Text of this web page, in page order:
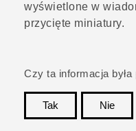
wyświetlone w
przycięte miniatury.
Czy ta informacja była
Tak
Nie